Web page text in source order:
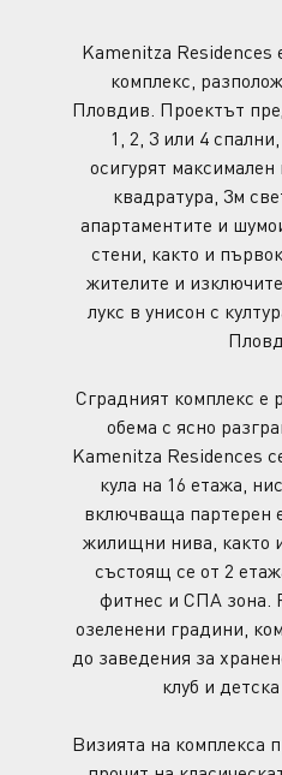
Kamenitza
комплекс,
Пловдив. Проектът
1, 2, 3 или 4
осигурят
квадратура, 3м
апартаментите и
стени, както и
жителите и
лукс в унисон с
Сградният комплекс е
обема с ясно
Kamenitza Residences
кула на 16 етажа,
включваща партерен
жилищни нива, както
състоящ се от 2
фитнес и СПА зона.
озеленени градини,
до заведения за
клуб и
Визията на комплекса